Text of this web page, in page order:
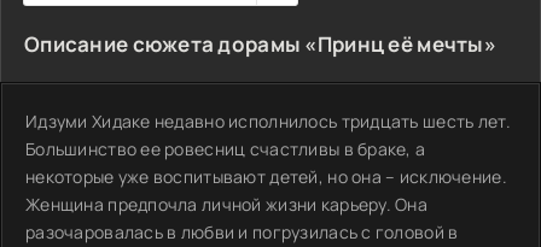
Описание сюжета дорамы «Принц её мечты»
Идзуми Хидаке недавно исполнилось тридцать шесть лет.
Большинство ее ровесниц счастливы в браке, а
некоторые уже воспитывают детей, но она – исключение.
Женщина предпочла личной жизни карьеру. Она
разочаровалась в любви и погрузилась с головой в